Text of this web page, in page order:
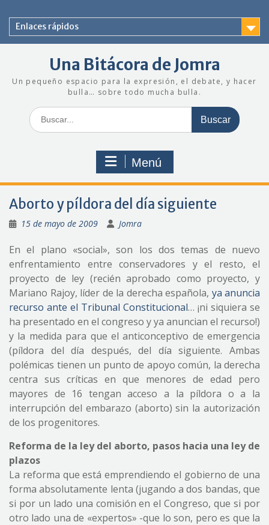
contenido
Enlaces rápidos
Una Bitácora de Jomra
Un pequeño espacio para la expresión, el debate, y hacer
bulla… sobre todo mucha bulla.
Buscar:
Menú
Aborto y píldora del día siguiente
15 de mayo de 2009 Jomra
En el plano «social», son los dos temas de nuevo
enfrentamiento entre conservadores y el resto, el
proyecto de ley (recién aprobado como proyecto, y
Mariano Rajoy, líder de la derecha española, ya anuncia
recurso ante el Tribunal Constitucional… ¡ni siquiera se
ha presentado en el congreso y ya anuncian el recurso!)
y la medida para que el anticonceptivo de emergencia
(píldora del día después, del día siguiente. Ambas
polémicas tienen un punto de apoyo común, la derecha
centra sus críticas en que menores de edad pero
mayores de 16 tengan acceso a la píldora o a la
interrupción del embarazo (aborto) sin la autorización
de los progenitores.
Reforma de la ley del aborto, pasos hacia una ley de
plazos
La reforma que está emprendiendo el gobierno de una
forma absolutamente lenta (jugando a dos bandas, que
si por un lado una comisión en el Congreso, que si por
otro lado una de «expertos» -que lo son, pero es que la